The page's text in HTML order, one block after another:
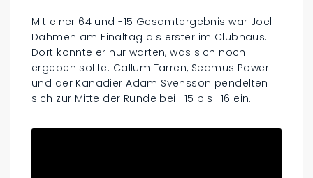
Mit einer 64 und -15 Gesamtergebnis war Joel
Dahmen am Finaltag als erster im Clubhaus.
Dort konnte er nur warten, was sich noch
ergeben sollte. Callum Tarren, Seamus Power
und der Kanadier Adam Svensson pendelten
sich zur Mitte der Runde bei -15 bis -16 ein.